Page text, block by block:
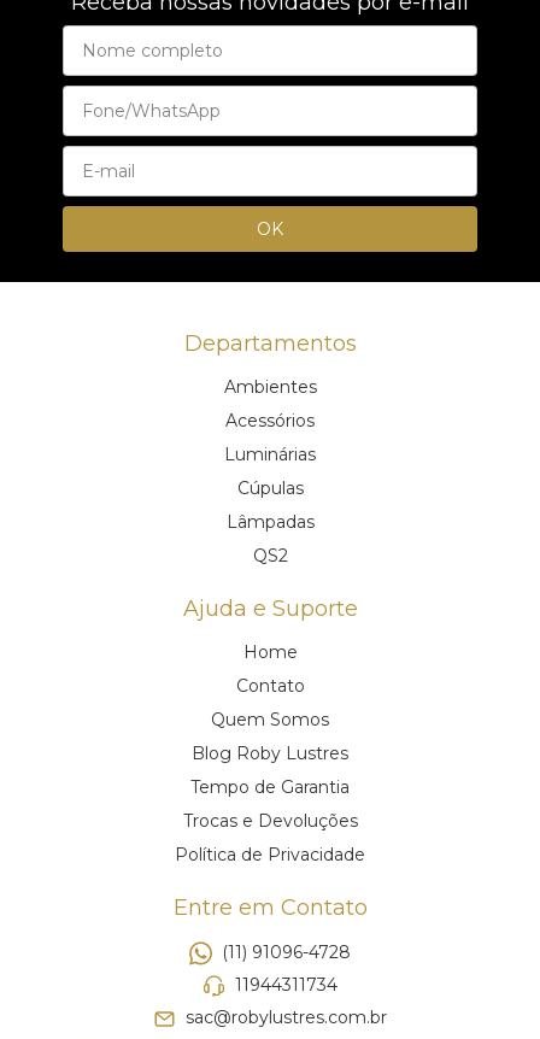
Departamentos
Ambientes
Acessórios
Luminárias
Cúpulas
Lâmpadas
QS2
Ajuda e Suporte
Home
Contato
Quem Somos
Blog Roby Lustres
Tempo de Garantia
Trocas e Devoluções
Política de Privacidade
Entre em Contato
(11) 91096-4728
11944311734
sac@robylustres.com.br